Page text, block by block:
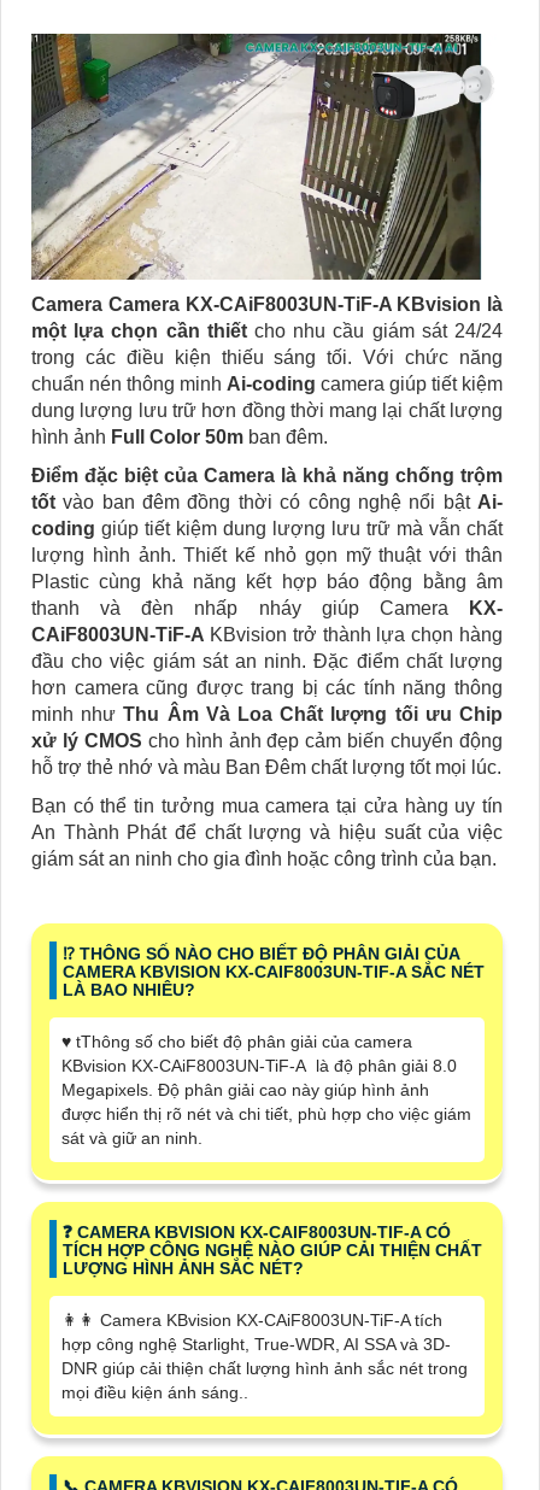
Camera Camera KX-CAiF8003UN-TiF-A KBvision là
một lựa chọn cần thiết cho nhu cầu giám sát 24/24
trong các điều kiện thiếu sáng tối. Với chức năng
chuẩn nén thông minh Ai-coding camera giúp tiết kiệm
dung lượng lưu trữ hơn đồng thời mang lại chất lượng
hình ảnh Full Color 50m ban đêm.
Điểm đặc biệt của Camera là khả năng chống trộm
tốtvào ban đêm đồng thời có công nghệ nổi bật Ai-
coding giúp tiết kiệm dung lượng lưu trữ mà vẫn chất
lượng hình ảnh. Thiết kế nhỏ gọn mỹ thuật với thân
Plastic cùng khả năng kết hợp báo động bằng âm
thanh và đèn nhấp nháy giúp Camera
KX-
CAiF8003UN-TiF-A KBvision trở thành lựa chọn hàng
đầu cho việc giám sát an ninh. Đặc điểm chất lượng
hơn camera cũng được trang bị các tính năng thông
minh nhưThu Âm Và Loa Chất lượng tối ưu Chip
xử lý CMOS cho hình ảnh đẹp cảm biến chuyển động
hỗ trợ thẻ nhớ và màu Ban Ðêm chất lượng tốt mọi lúc.
Bạn có thể tin tưởng mua camera tại cửa hàng uy tín
An Thành Phát để chất lượng và hiệu suất của việc
giám sát an ninh cho gia đình hoặc công trình của bạn.
⁉️ THÔNG SỐ NÀO CHO BIẾT ĐỘ PHÂN GIẢI CỦA
CAMERA KBVISION KX-CAIF8003UN-TIF-A SẮC NÉT
LÀ BAO NHIÊU?
♥️ tThông số cho biết độ phân giải của camera
KBvision KX-CAiF8003UN-TiF-A là độ phân giải 8.0
Megapixels. Độ phân giải cao này giúp hình ảnh
được hiển thị rõ nét và chi tiết, phù hợp cho việc giám
sát và giữ an ninh.
️❓ CAMERA KBVISION KX-CAIF8003UN-TIF-A CÓ
TÍCH HỢP CÔNG NGHỆ NÀO GIÚP CẢI THIỆN CHẤT
LƯỢNG HÌNH ẢNH SẮC NÉT?
️👩‍👩 Camera KBvision KX-CAiF8003UN-TiF-A tích
hợp công nghệ Starlight, True-WDR, AI SSA và 3D-
DNR giúp cải thiện chất lượng hình ảnh sắc nét trong
mọi điều kiện ánh sáng..